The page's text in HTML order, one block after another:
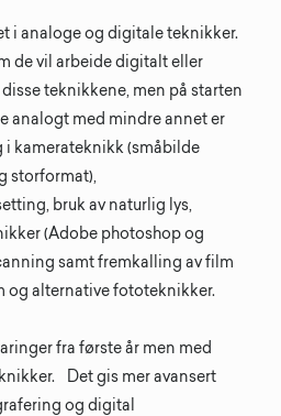
i analoge og digitale teknikker.
de vil arbeide digitalt eller
teknikkene, men på starten
analogt med mindre annet er
kamerateknikk (småbilde
storformat),
bruk av naturlig lys,
(Adobe photoshop og
samt fremkalling av film
og alternative fototeknikker.
fra første år men med
Det gis mer avansert
og digital